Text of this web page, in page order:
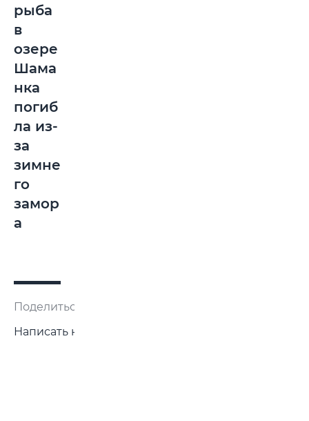
рыба
в
озере
Шама
нка
погиб
ла из-
за
зимне
го
замор
а
Поделиться:
Написать нам